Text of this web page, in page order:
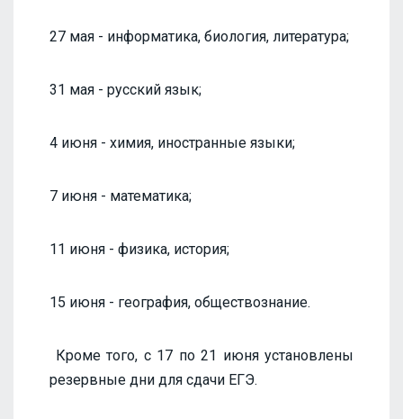
27 мая - информатика, биология, литература;
31 мая - русский язык;
4 июня - химия, иностранные языки;
7 июня - математика;
11 июня - физика, история;
15 июня - география, обществознание.
Кроме того, с 17 по 21 июня установлены
резервные дни для сдачи ЕГЭ.